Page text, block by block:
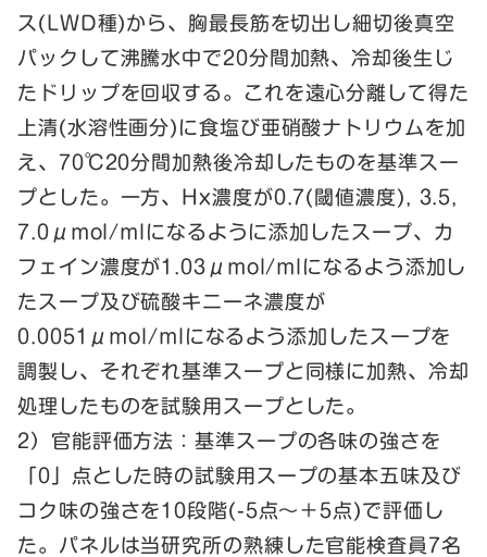
ス(LWD種)から、胸最長筋を切出し細切後真空
パックして沸騰水中で20分間加熱、冷却後生じ
たドリップを回収する。これを遠心分離して得た
上清(水溶性画分)に食塩び亜硝酸ナトリウムを加
え、70℃20分間加熱後冷却したものを基準スー
プとした。一方、Hx濃度が0.7(閾値濃度), 3.5,
7.0μmol/mlになるように添加したスープ、カ
フェイン濃度が1.03μmol/mlになるよう添加し
たスープ及び硫酸キニーネ濃度が
0.0051μmol/mlになるよう添加したスープを
調製し、それぞれ基準スープと同様に加熱、冷却
処理したものを試験用スープとした。
2）官能評価方法：基準スープの各味の強さを
「0」点とした時の試験用スープの基本五味及び
コク味の強さを10段階(-5点～＋5点)で評価し
た。パネルは当研究所の熟練した官能検査員7名